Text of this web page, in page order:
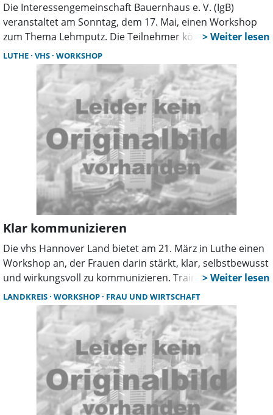
Die Interessengemeinschaft Bauernhaus e. V. (IgB)
veranstaltet am Sonntag, dem 17. Mai, einen Workshop
zum Thema Lehmputz. Die Teilnehmer können dabei auch
selbst Hand anlegen und praktische Erfahrungen
sammeln.
LUTHE VHS WORKSHOP
Klar kommunizieren
Die vhs Hannover Land bietet am 21. März in Luthe einen
Workshop an, der Frauen darin stärkt, klar, selbstbewusst
und wirkungsvoll zu kommunizieren. Trainerin Susanne
Kolze vermittelt praxisnahe Methoden für Alltag und
Beruf sowie hilfreiche Strategien zur Selbst- und
Fremdwahrnehmung.
LANDKREIS WORKSHOP FRAU UND WIRTSCHAFT